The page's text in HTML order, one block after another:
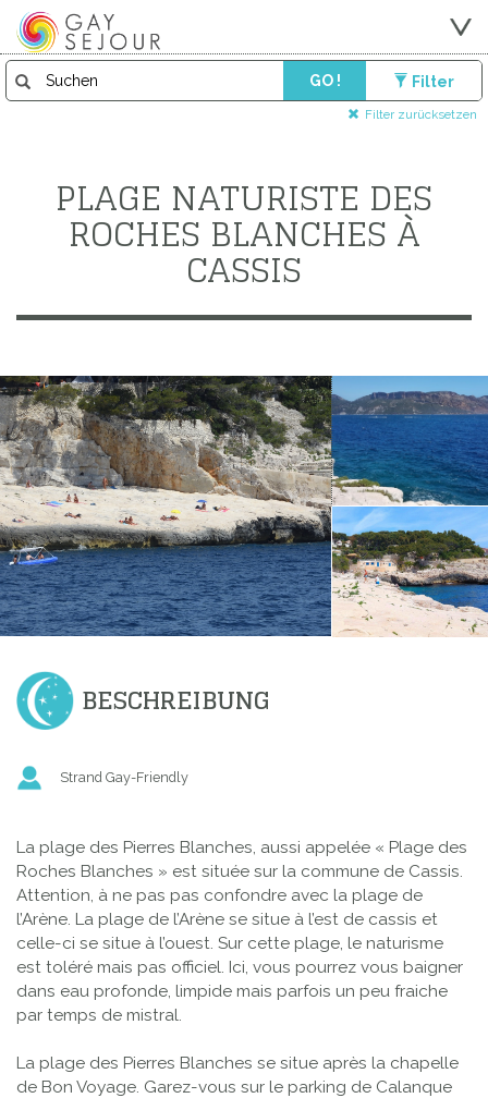
GO ! Filter
Filter zurücksetzen
PLAGE NATURISTE DES
ROCHES BLANCHES À
CASSIS
BESCHREIBUNG
Strand Gay-Friendly
La plage des Pierres Blanches, aussi appelée « Plage des
Roches Blanches » est située sur la commune de Cassis.
Attention, à ne pas pas confondre avec la plage de
l’Arène. La plage de l’Arène se situe à l’est de cassis et
celle-ci se situe à l’ouest. Sur cette plage, le naturisme
est toléré mais pas officiel. Ici, vous pourrez vous baigner
dans eau profonde, limpide mais parfois un peu fraiche
par temps de mistral.
La plage des Pierres Blanches se situe après la chapelle
de Bon Voyage. Garez-vous sur le parking de Calanque